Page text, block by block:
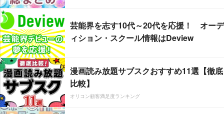
芸能界を志す10代～20代を応援！ オーデ
ィション・スクール情報はDeview
漫画読み放題サブスクおすすめ11選【徹底
比較】
オリコン顧客満足度ランキング